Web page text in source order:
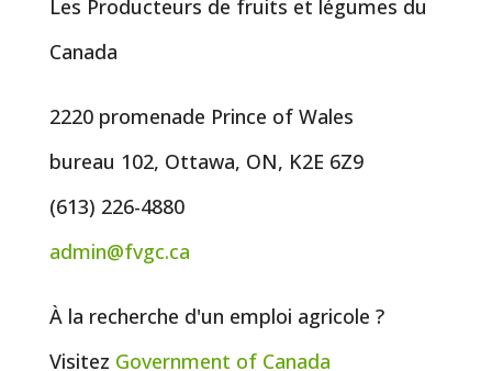
Les Producteurs de fruits et légumes du
Canada
2220 promenade Prince of Wales
bureau 102, Ottawa, ON, K2E 6Z9
(613) 226-4880
admin@fvgc.ca
À la recherche d'un emploi agricole ?
Visitez Government of Canada